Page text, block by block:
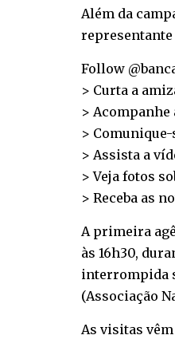
Além da
Follow
> Curta a
>
>
> Assista a
> Veja fotos
> Receba as
A primeira
às 16h30,
interrompida
(Associação
As visitas